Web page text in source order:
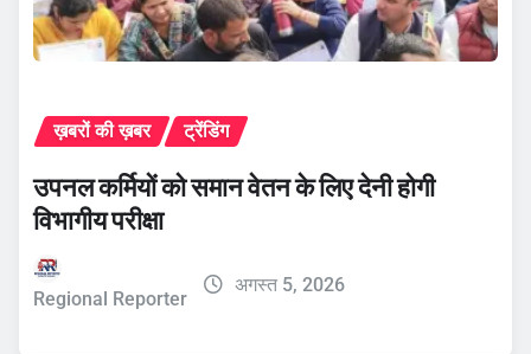
ख़बरों की ख़बर ट्रेंडिंग
उपनल कर्मियों को समान वेतन के लिए देनी होगी
विभागीय परीक्षा
Regional Reporter
अगस्त 5, 2026